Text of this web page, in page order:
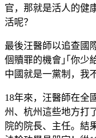
官，那就是活人的健
活呢？
最後汪醫師以追查國
個贖罪的機會｣｢你少
中國就是一黨制，我
18年來，汪醫師在全
州、杭州這些地方打
院的院長、主任。結